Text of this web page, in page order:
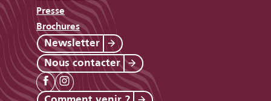
Presse
Brochures
Newsletter
Nous contacter